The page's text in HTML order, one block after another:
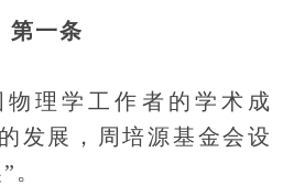
第一条
理学工作者的学术成
发展，周培源基金会设
。